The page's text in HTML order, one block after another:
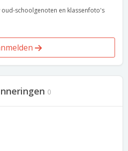
oud-schoolgenoten en klassenfoto's
0